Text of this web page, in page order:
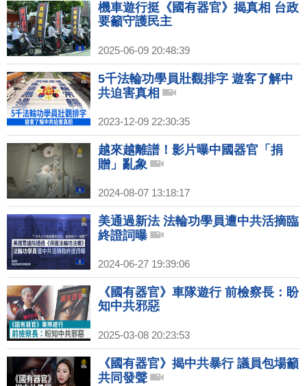
機車遊行挺《國有器官》揭真相 台政
要籲守護民主
2025-06-09 20:48:39
5千法輪功學員壯觀排字 遊客了解中
共迫害真相
2023-12-09 22:30:35
越來越離譜！影片曝中國器官「捐
贈」亂象
2024-08-07 13:18:17
美通過新法 法輪功學員遭中共活摘臨
終證詞曝
2024-06-27 19:39:06
《國有器官》車隊遊行 前檢察長：盼
知中共邪惡
2025-03-08 20:23:53
《國有器官》揭中共暴行 議員包場籲
共同發聲